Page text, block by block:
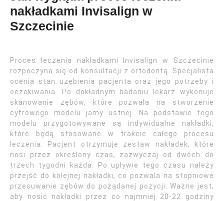
nakładkami Invisalign w
Szczecinie
Proces leczenia nakładkami Invisalign w Szczecinie
rozpoczyna się od konsultacji z ortodontą. Specjalista
ocenia stan uzębienia pacjenta oraz jego potrzeby i
oczekiwania. Po dokładnym badaniu lekarz wykonuje
skanowanie zębów, które pozwala na stworzenie
cyfrowego modelu jamy ustnej. Na podstawie tego
modelu przygotowywane są indywidualne nakładki,
które będą stosowane w trakcie całego procesu
leczenia. Pacjent otrzymuje zestaw nakładek, które
nosi przez określony czas, zazwyczaj od dwóch do
trzech tygodni każda. Po upływie tego czasu należy
przejść do kolejnej nakładki, co pozwala na stopniowe
przesuwanie zębów do pożądanej pozycji. Ważne jest,
aby nosić nakładki przez co najmniej 20-22 godziny